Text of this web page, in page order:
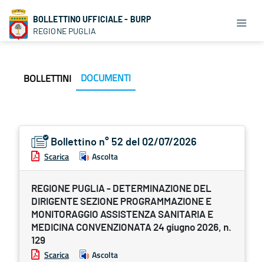
BOLLETTINO UFFICIALE - BURP
REGIONE PUGLIA
BOLLETTINI DOCUMENTI
Bollettino n° 52 del 02/07/2026
Scarica Ascolta
REGIONE PUGLIA - DETERMINAZIONE DEL
DIRIGENTE SEZIONE PROGRAMMAZIONE E
MONITORAGGIO ASSISTENZA SANITARIA E
MEDICINA CONVENZIONATA 24 giugno 2026, n.
129
Scarica
Ascolta